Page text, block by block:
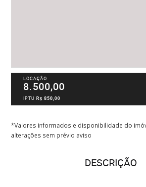
LOCAÇÃO
8.500,00
IPTUR$ 850,00
*Valores informados e disponibilidade do
alterações sem prévio aviso
DESCRIÇÃO